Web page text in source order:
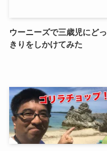
ウーニーズで三歳児にどっ
きりをしかけてみた